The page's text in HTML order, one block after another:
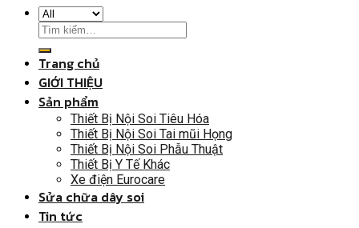
Trang chủ
GIỚI THIỆU
Sản phẩm
Thiết Bị Nội Soi Tiêu Hóa
Thiết Bị Nội Soi Tai mũi Họng
Thiết Bị Nội Soi Phẫu Thuật
Thiết Bị Y Tế Khác
Xe điện Eurocare
Sửa chữa dây soi
Tin tức